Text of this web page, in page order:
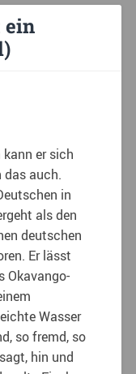
ein
kann er sich
das auch.
in
als den
deutschen
Er lässt
Okavango-
Wasser
so fremd, so
hin und